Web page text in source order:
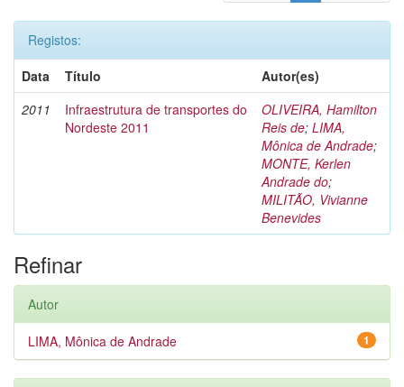
Registos:
Data
Título
Autor(es)
2011
Infraestrutura de transportes do
Nordeste 2011
OLIVEIRA, Hamilton
Reis de; LIMA,
Mônica de Andrade;
MONTE, Kerlen
Andrade do;
MILITÃO, Vivianne
Benevides
Refinar
Autor
1
LIMA, Mônica de Andrade